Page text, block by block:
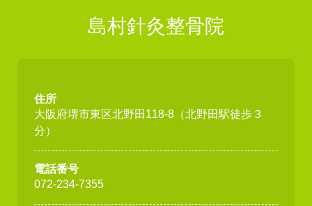
島村針灸整骨院
住所
大阪府堺市東区北野田118-8（北野田駅徒歩３
分）
電話番号
072-234-7355